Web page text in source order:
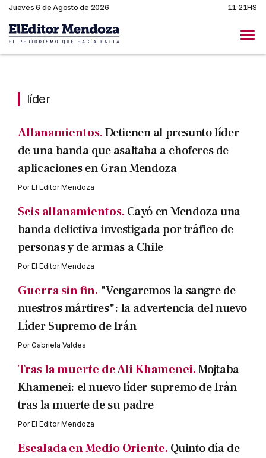
Jueves 6 de Agosto de 2026 11:21HS
líder
Allanamientos.Detienen al presunto líder
de una banda que asaltaba a choferes de
aplicaciones en Gran Mendoza
PorEl Editor Mendoza
Seis allanamientos. Cayó en Mendoza una
banda delictiva investigada por tráfico de
personas y de armas a Chile
PorEl Editor Mendoza
Guerra sin fin. "Vengaremos la sangre de
nuestros mártires": la advertencia del nuevo
Líder Supremo de Irán
PorGabriela Valdes
Tras la muerte de Ali Khamenei.Mojtaba
Khamenei: el nuevo líder supremo de Irán
tras la muerte de su padre
PorEl Editor Mendoza
Escalada en Medio Oriente. Quinto día de